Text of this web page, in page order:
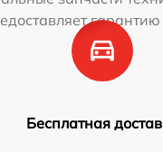
гарантию
Бесплатная